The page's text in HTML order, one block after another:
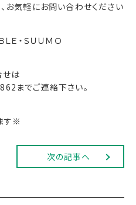
お気軽にお問い合わせください
Ｅ・ＳＵＵＭＯ
せは
までご連絡下さい。
す※
次の記事へ